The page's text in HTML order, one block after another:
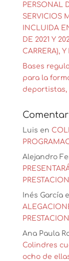
PERSONAL
SERVICIOS
INCLUIDA
DE 2021 Y
CARRERA),
Bases
para la
deportistas,
Luis en
Alejandro
Inés García
Ana Paula
Colindres
ocho de